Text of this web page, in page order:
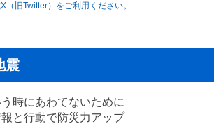
（旧Twitter）をご利用ください。
震
時にあわてないために
と行動で防災力アップ